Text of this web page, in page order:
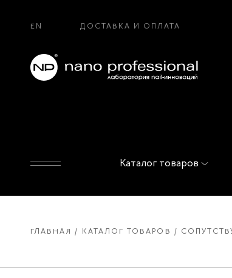
EN ДОСТАВКА И ОПЛАТА
Каталог товаров
ГЛАВНАЯ КАТАЛОГ ТОВАРОВ